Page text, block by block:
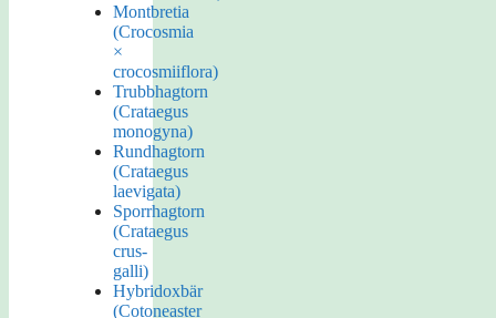
Montbretia
(Crocosmia
×
crocosmiiflora)
Trubbhagtorn
(Crataegus
monogyna)
Rundhagtorn
(Crataegus
laevigata)
Sporrhagtorn
(Crataegus
crus-
galli)
Hybridoxbär
(Cotoneaster